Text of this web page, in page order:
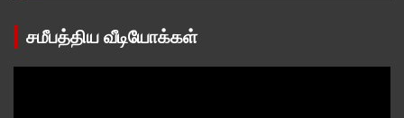
சமீபத்திய வீடியோக்கள்